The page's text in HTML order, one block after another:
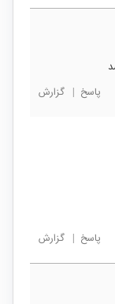
پاسخ | گزارش
پاسخ | گزارش